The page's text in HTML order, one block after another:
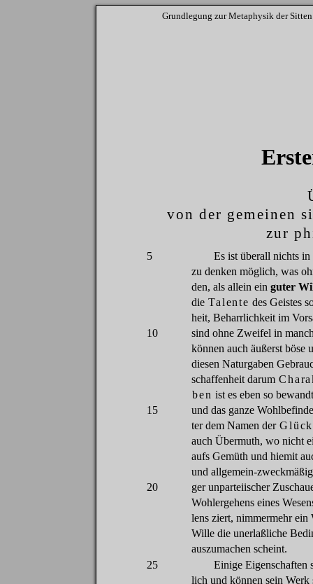
Grundlegung zurMetaphysik der Sitten
von der gemeinen
zur
5 Es ist überall nichts in
zu denken möglich, was
den, als allein ein guter
die Talente des Geistes
heit, Beharrlichkeit im
10
sind ohne Zweifel in
können auch äußerst böse
diesen Naturgaben
schaffenheit darum
ben ist es eben so bewandt
15
und das ganze
terdem Namen der
auch Übermuth, wo nicht
aufs Gemüth und hiemit
und allgemein-zweckmäßig
20
ger unparteiischer
Wohlergehens eines
lens ziert, nimmermehr ein
Wille die unerlaßliche
auszumachen scheint.
25
Einige Eigenschaften
lich und können sein Werk